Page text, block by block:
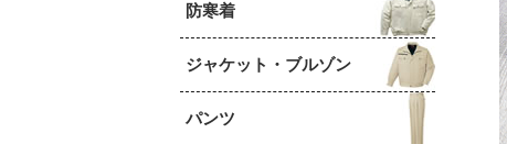
防寒着
ジャケット・ブルゾン
パンツ